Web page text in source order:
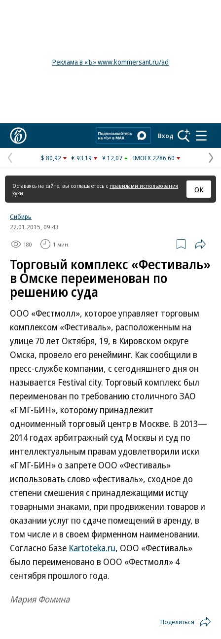
Реклама в «Ъ» www.kommersant.ru/ad
Вход
Предыдущая
страница
$ 80,92 € 93,19 ¥ 12,07 IMOEX 2286,60
Оставаясь на сайте, вы соглашаетесь с правилами использования
куки
ОК
Сибирь
22.01.2015, 09:43
180 1 мин.
Торговый комплекс «Фестиваль»
в Омске переименован по
решению суда
ООО «Фестмолл», которое управляет торговым
комплексом «Фестиваль», расположенным на
улице 70 лет Октября, 19, в Кировском округе
Омска, провело его ренейминг. Как сообщили в
пресс-службе компании, с сегодняшнего дня он
называется Festival city. Торговый комплекс был
переименован по требованию столичного ЗАО
«ГМГ-БИН», которому принадлежит
одноименный торговый центр в Москве. В 2013—
2014 годах арбитражный суд Москвы и суд по
интеллектуальным правам удовлетворили иски
«ГМГ-БИН» о запрете ООО «Фестиваль»
использовать слово «фестиваль», сходное до
степени смешения с принадлежащими истцу
товарными знаками, при продвижении товаров и
оказании услуг по сдаче помещений в аренду, в
том числе и в своем фирменном наименовании.
Согласно базе Kartoteka.ru, ООО «Фестиваль»
было переименовано в ООО «Фестмолл» 4
сентября прошлого года.
Мария Фомина
Поделиться